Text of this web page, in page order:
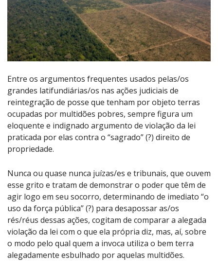
Entre os argumentos frequentes usados pelas/os
grandes latifundiárias/os nas ações judiciais de
reintegração de posse que tenham por objeto terras
ocupadas por multidões pobres, sempre figura um
eloquente e indignado argumento de violação da lei
praticada por elas contra o “sagrado” (?) direito de
propriedade.
Nunca ou quase nunca juízas/es e tribunais, que ouvem
esse grito e tratam de demonstrar o poder que têm de
agir logo em seu socorro, determinando de imediato “o
uso da força pública” (?) para desapossar as/os
rés/réus dessas ações, cogitam de comparar a alegada
violação da lei com o que ela própria diz, mas, aí, sobre
o modo pelo qual quem a invoca utiliza o bem terra
alegadamente esbulhado por aquelas multidões.